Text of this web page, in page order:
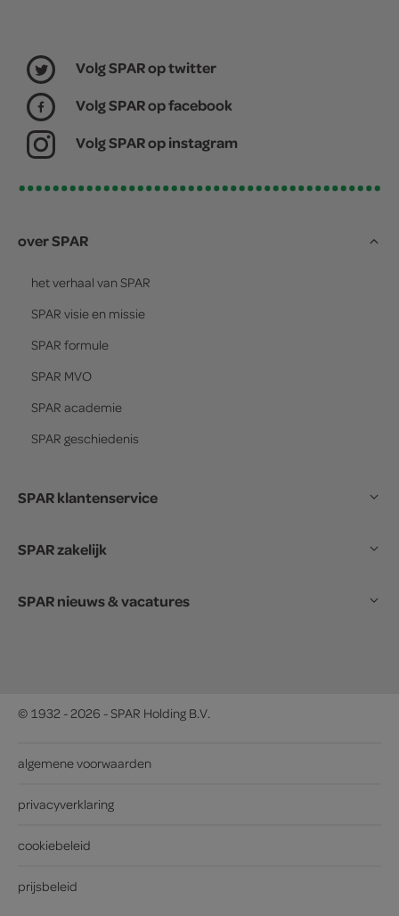
Volg SPAR op twitter
Volg SPAR op facebook
Volg SPAR op instagram
over SPAR
het verhaal van SPAR
SPAR visie en missie
SPAR formule
SPAR MVO
SPAR academie
SPAR geschiedenis
SPAR klantenservice
SPAR zakelijk
SPAR nieuws & vacatures
© 1932 - 2026 - SPAR Holding B.V.
algemene voorwaarden
privacyverklaring
cookiebeleid
prijsbeleid